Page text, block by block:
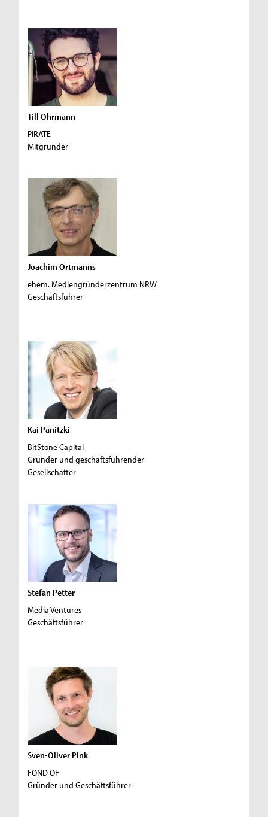
Till Ohrmann
PIRATE
Mitgründer
Joachim Ortmanns
ehem. Mediengründerzentrum NRW
Geschäftsführer
Kai Panitzki
BitStone Capital
Gründer und geschäftsführender
Gesellschafter
Stefan Petter
Media Ventures
Geschäftsführer
Sven-Oliver Pink
FOND OF
Gründer und Geschäftsführer